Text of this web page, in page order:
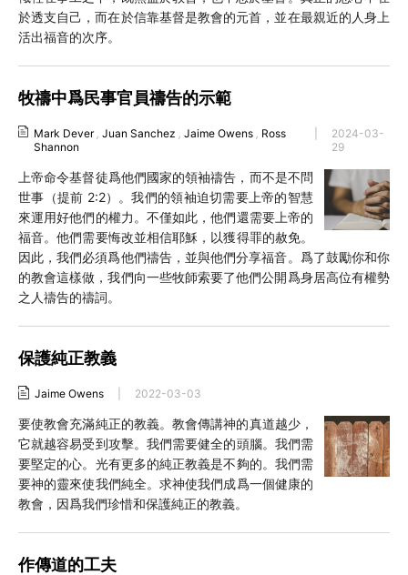
於透支自己，而在於信靠基督是教會的元首，並在最親近的人身上
活出福音的次序。
牧禱中爲民事官員禱告的示範
Mark Dever , Juan Sanchez , Jaime Owens , Ross
Shannon
2024-03-
29
上帝命令基督徒爲他們國家的領袖禱告，而不是不問
世事（提前 2:2）。我們的領袖迫切需要上帝的智慧
來運用好他們的權力。不僅如此，他們還需要上帝的
福音。他們需要悔改並相信耶穌，以獲得罪的赦免。
因此，我們必須爲他們禱告，並與他們分享福音。爲了鼓勵你和你
的教會這樣做，我們向一些牧師索要了他們公開爲身居高位有權勢
之人禱告的禱詞。
保護純正教義
Jaime Owens 2022-03-03
要使教會充滿純正的教義。教會傳講神的真道越少，
它就越容易受到攻擊。我們需要健全的頭腦。我們需
要堅定的心。光有更多的純正教義是不夠的。我們需
要神的靈來使我們純全。求神使我們成爲一個健康的
教會，因爲我們珍惜和保護純正的教義。
作傳道的工夫